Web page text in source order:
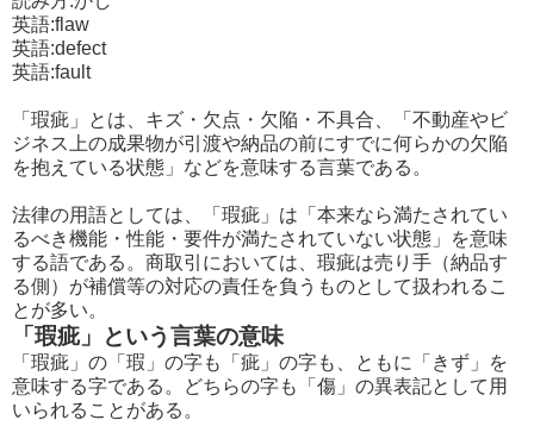
英語:flaw
英語:defect
英語:fault
「瑕疵」とは、キズ・欠点・欠陥・不具合、「不動産やビ
ジネス上の成果物が引渡や納品の前にすでに何らかの欠陥
を抱えている状態」などを意味する言葉である。
法律の用語としては、「瑕疵」は「本来なら満たされてい
るべき機能・性能・要件が満たされていない状態」を意味
する語である。商取引においては、瑕疵は売り手（納品す
る側）が補償等の対応の責任を負うものとして扱われるこ
とが多い。
「瑕疵」という言葉の意味
「瑕疵」の「瑕」の字も「疵」の字も、ともに「きず」を
意味する字である。どちらの字も「傷」の異表記として用
いられることがある。